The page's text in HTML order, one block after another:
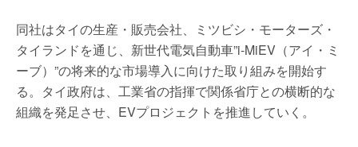
同社はタイの生産・販売会社、ミツビシ・モーターズ・
タイランドを通じ、新世代電気自動車”i-MiEV（アイ・ミ
ーブ）”の将来的な市場導入に向けた取り組みを開始す
る。タイ政府は、工業省の指揮で関係省庁との横断的な
組織を発足させ、EVプロジェクトを推進していく。